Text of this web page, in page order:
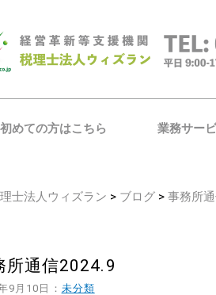
初めての方はこちら 業務サー
士法人ウィズラン > ブログ > 事務所
所通信2024.9
9月10日： 未分類